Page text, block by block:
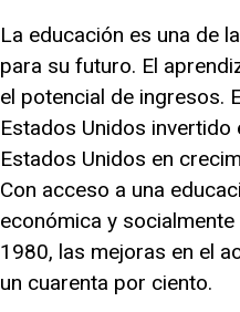
La educación es una de
para su futuro. El
el potencial de ingresos.
Estados Unidos
Estados Unidos en
Con acceso a una
económica y
1980, las mejoras en el
un cuarenta por ciento.